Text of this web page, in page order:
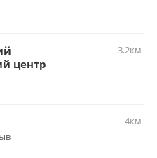
центр
3.2км
4км